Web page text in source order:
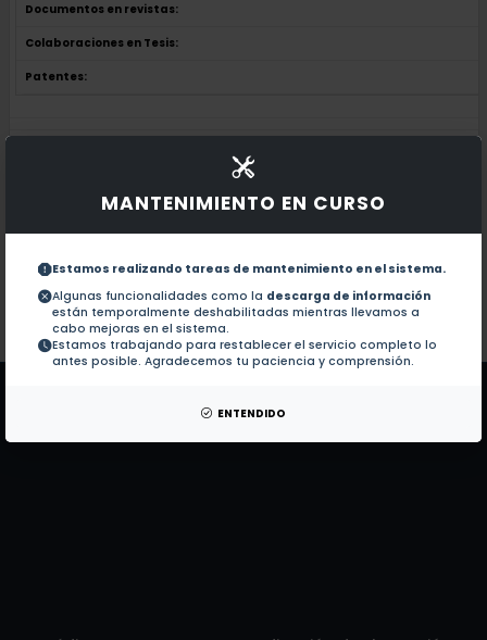
MANTENIMIENTO EN CURSO
Estamos realizando tareas de mantenimiento en el sistema.
Algunas funcionalidades como la descarga de información
están temporalmente deshabilitadas mientras llevamos a
cabo mejoras en el sistema.
Estamos trabajando para restablecer el servicio completo lo
antes posible. Agradecemos tu paciencia y comprensión.
ENTENDIDO
Documentos en revistas:
Colaboraciones en Tesis:
Patentes:
Colaboraciones en Tesis:
No hay tesis de este autor.
Patentes:
No hay patentes de este autor.